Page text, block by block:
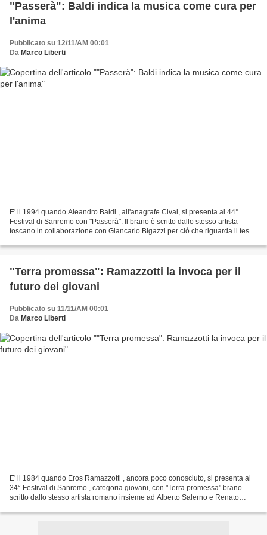
"Passerà": Baldi indica la musica come cura per
l'anima
Pubblicato su 12/11/AM 00:01
Da Marco Liberti
E' il 1994 quando Aleandro Baldi , all'anagrafe Civai, si presenta al 44°
Festival di Sanremo con "Passerà". Il brano è scritto dallo stesso artista
toscano in collaborazione con Giancarlo Bigazzi per ciò che riguarda il testo
"Terra promessa": Ramazzotti la invoca per il
futuro dei giovani
Pubblicato su 11/11/AM 00:01
Da Marco Liberti
E' il 1984 quando Eros Ramazzotti , ancora poco conosciuto, si presenta al
34° Festival di Sanremo , categoria giovani, con "Terra promessa" brano
scritto dallo stesso artista romano insieme ad Alberto Salerno e Renato